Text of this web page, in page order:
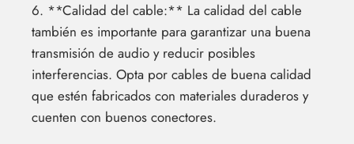
6. **Calidad del cable:** La calidad del cable
también es importante para garantizar una buena
transmisión de audio y reducir posibles
interferencias. Opta por cables de buena calidad
que estén fabricados con materiales duraderos y
cuenten con buenos conectores.